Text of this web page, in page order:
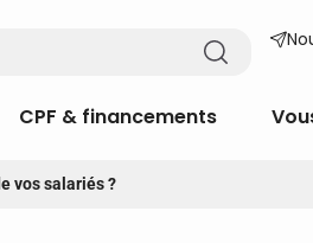
CPF & financements
vos salariés ?